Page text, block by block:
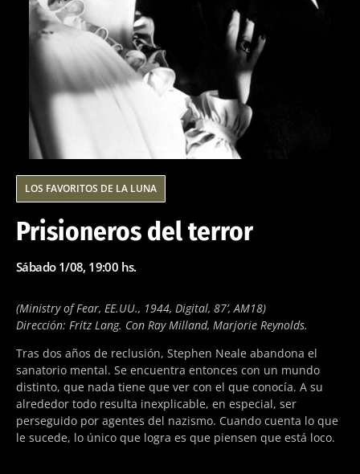
LOS FAVORITOS DE LA LUNA
Prisioneros del terror
Sábado 1/08, 19:00 hs.
(Ministry of Fear, EE.UU., 1944, Digital, 87’, AM18)
Dirección: Fritz Lang. Con Ray Milland, Marjorie Reynolds.
Tras dos años de reclusión, Stephen Neale abandona el
sanatorio mental. Se encuentra entonces con un mundo
distinto, que nada tiene que ver con el que conocía. A su
alrededor todo resulta inexplicable, en especial, ser
perseguido por agentes del nazismo. Cuando cuenta lo que
le sucede, lo único que logra es que piensen que está loco.